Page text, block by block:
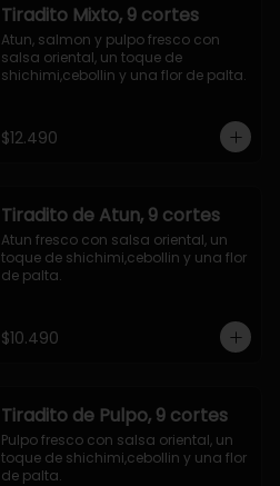
Tiradito Mixto, 9 cortes
Atun, salmon y pulpo fresco con
salsa oriental, un toque de
shichimi,cebollin y una flor de palta.
$12.490
Tiradito de Atun, 9 cortes
Atun fresco con salsa oriental, un
toque de shichimi,cebollin y una flor
de palta.
$10.490
Tiradito de Pulpo, 9 cortes
Pulpo fresco con salsa oriental, un
toque de shichimi,cebollin y una flor
de palta.